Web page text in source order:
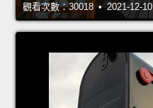
觀看次數：30018 • 2021-12-10